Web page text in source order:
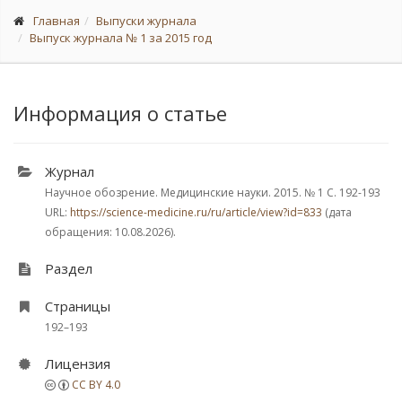
Главная
Выпуски журнала
Выпуск журнала № 1 за 2015 год
Информация о статье
Журнал
Научное обозрение. Медицинские науки. 2015. № 1 С. 192-193
URL: https://science-medicine.ru/ru/article/view?id=833 (дата
обращения: 10.08.2026).
Раздел
Страницы
192–193
Лицензия
CC BY 4.0